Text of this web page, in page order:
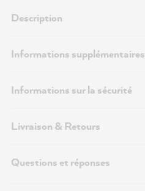
Description
Informations supplémentaires
Informations sur la sécurité
Livraison & Retours
Questions et réponses